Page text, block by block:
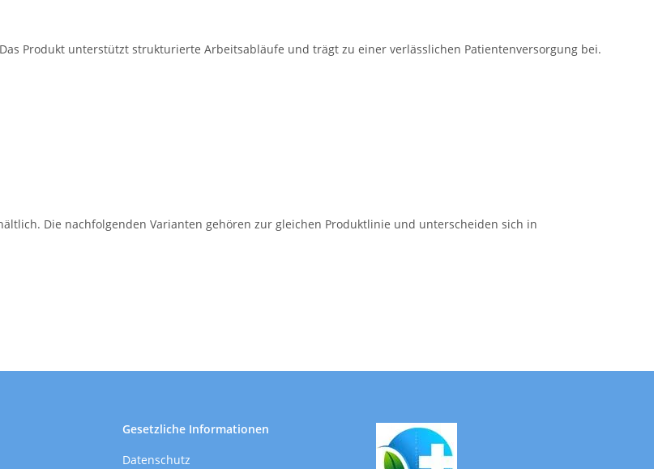
Produkt unterstützt strukturierte Arbeitsabläufe und trägt zu einer verlässlichen Patientenversorgung bei.
Die nachfolgenden Varianten gehören zur gleichen Produktlinie und unterscheiden sich in
Gesetzliche Informationen
Datenschutz